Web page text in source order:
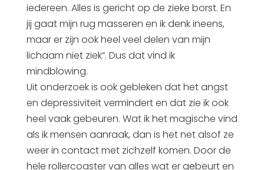
iedereen. Alles is gericht op de zieke borst. En
jij gaat mijn rug masseren en ik denk ineens,
maar er zijn ook heel veel delen van mijn
lichaam niet ziek”. Dus dat vind ik
mindblowing.
Uit onderzoek is ook gebleken dat het angst
en depressiviteit vermindert en dat zie ik ook
heel vaak gebeuren. Wat ik het magische vind
als ik mensen aanraak, dan is het net alsof ze
weer in contact met zichzelf komen. Door de
hele rollercoaster van alles wat er gebeurt en